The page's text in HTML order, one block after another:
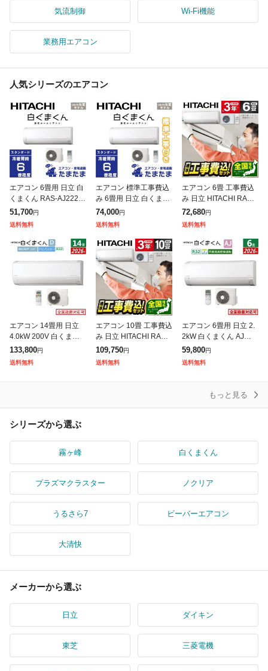
気流制御 Wi-Fi機能
業務用エアコン
人気シリーズのエアコン
エアコン 6畳用 日立 白
くまくん RAS-AJ2225
S-W 2025年モデル 単
相100V
51,700円
送料無料
エアコン 標準工事費込
み 6畳用 日立 白くまく
ん RAS-AJ2225S-W 20
25年モデル 単相100V
74,000円
送料無料
エアコン 6畳 工事費込
み 日立 HITACHI RAS-
AJ2225S 2025年 スタ
ーホワイト 白くまくん
72,680円
送料無料
エアコン 14畳用 日立
4.0kW 200V 白くまく
ん Dシリーズ 2026年モ
デル RAS-DR4026D-W
133,800円
送料無料
エアコン 10畳 工事費込
み 日立 HITACHI RAS-
AJ2825S 2025年 スタ
ーホワイト 白くまくん
109,750円
送料無料
エアコン 6畳用 日立 2.
2kW 白くまくん AJシリ
ーズ 2026年モデル RA
S-AJ2226S-W-SET ス
59,800円
送料無料
もっと見る
シリーズから選ぶ
霧ヶ峰 白くまくん
プラズマクラスター ノクリア
うるさら7 ビーバーエアコン
大清快
メーカーから選ぶ
日立 ダイキン
東芝 三菱電機